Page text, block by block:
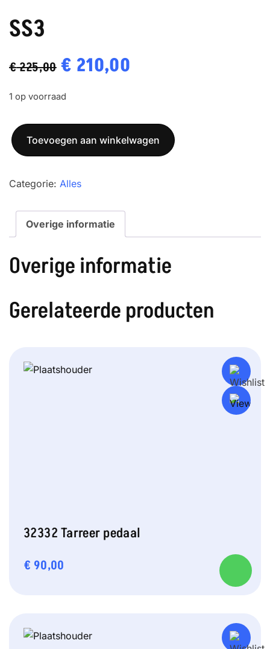
SS3
€225,00 Oorspronkelijke
prijs
€ 225,00.
€ 210,00
€ 210,00.
1 op voorraad
SS3
aantal
Toevoegen aan winkelwagen
Categorie: Alles
Overige informatie
Overige informatie
Gerelateerde producten
32332 Tarreer pedaal
€ 90,00